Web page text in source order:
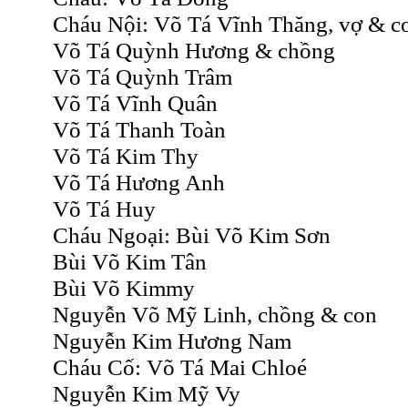
Cháu Nội: Võ Tá Vĩnh Thăng, vợ &
Võ Tá Quỳnh Hương & chồng
Võ Tá Quỳnh Trâm
Võ Tá Vĩnh Quân
Võ Tá Thanh Toàn
Võ Tá Kim Thy
Võ Tá Hương Anh
Võ Tá Huy
Cháu Ngoại: Bùi Võ Kim Sơn
Bùi Võ Kim Tân
Bùi Võ Kimmy
Nguyễn Võ Mỹ Linh, chồng & con
Nguyễn Kim Hương Nam
Cháu Cố: Võ Tá Mai Chloé
Nguyễn Kim Mỹ Vy